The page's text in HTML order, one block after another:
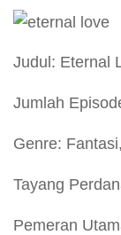
Judul: Eternal
Jumlah
Genre:
Tayang
Pemeran